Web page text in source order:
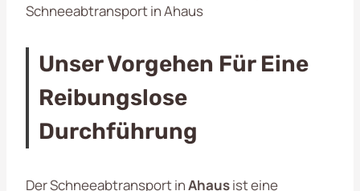
Schneeabtransport in Ahaus
Unser Vorgehen Für Eine
Reibungslose
Durchführung
Der Schneeabtransport inAhausist eine